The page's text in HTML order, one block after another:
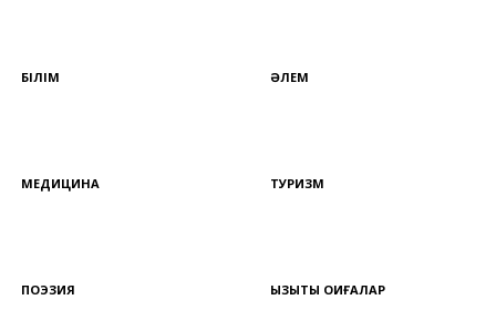
БІЛІМ ӘЛЕМ
МЕДИЦИНА ТУРИЗМ
ПОЭЗИЯ ҚЫЗЫҚТЫ ОҚИҒАЛАР